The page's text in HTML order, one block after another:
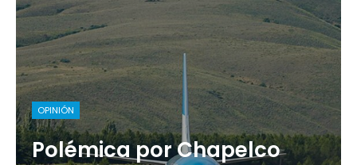
OPINIÓN
Polémica por Chapelco